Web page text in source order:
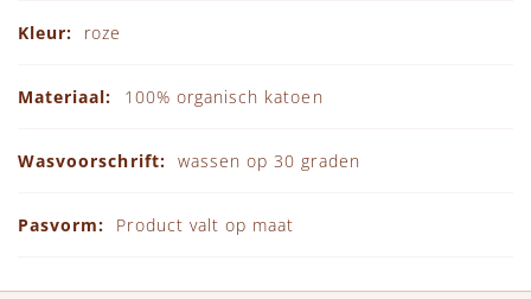
roze
100% organisch katoen
wassen op 30 graden
Product valt op maat